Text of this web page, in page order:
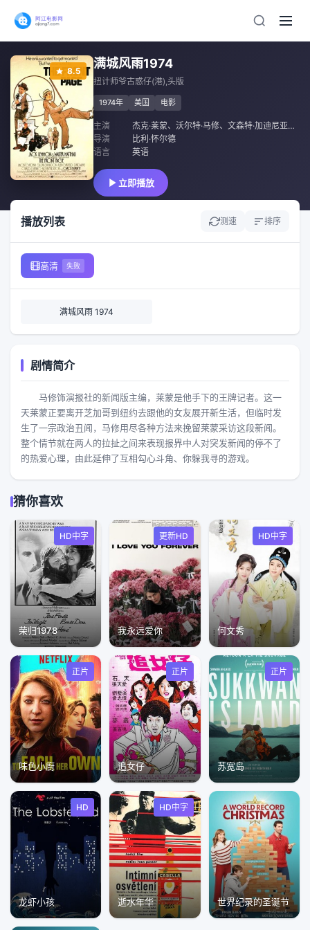
8.5
满城风雨1974
扭计师爷古惑仔(港),头版
1974年 美国 电影
主演 杰克·莱蒙、 沃尔特·马修、 文森特·加迪尼亚、
导演
比利·怀尔德
语言
英语
立即播放
播放列表 测速 排序
高清 失败
满城风雨 1974
剧情简介
马修饰演报社的新闻版主编，莱蒙是他手下的王牌记者。这一
天莱蒙正要离开芝加哥到纽约去跟他的女友展开新生活，但临时发
生了一宗政治丑闻，马修用尽各种方法来挽留莱蒙采访这段新闻。
整个情节就在两人的拉扯之间来表现报界中人对突发新闻的停不了
的热爱心理，由此延伸了互相勾心斗角、你躲我寻的游戏。
猜你喜欢
HD中字
荣归1978
更新HD
我永远爱你
HD中字
何文秀
正片
味色小廚
正片
追女仔
正片
苏宽岛
HD
龙虾小孩
HD中字
逝水年华 世界纪录的圣诞节